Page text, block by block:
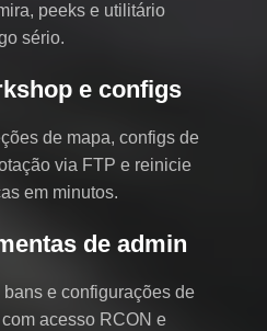
peeks e utilitário
sério.
e configs
de mapa, configs de
via FTP e reinicie
em minutos.
de admin
e configurações de
acesso RCON e